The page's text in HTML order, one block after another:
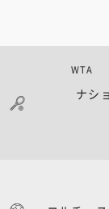
ナシ
WTA |